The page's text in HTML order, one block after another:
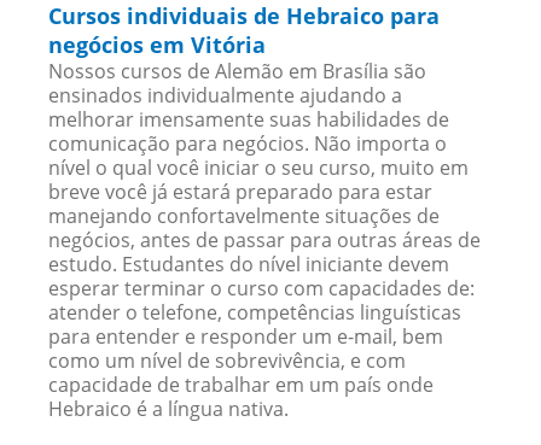
Cursos individuais de Hebraico para
negócios em Vitória
Nossos cursos de Alemão em Brasília são
ensinados individualmente ajudando a
melhorar imensamente suas habilidades de
comunicação para negócios. Não importa o
nível o qual você iniciar o seu curso, muito em
breve você já estará preparado para estar
manejando confortavelmente situações de
negócios, antes de passar para outras áreas de
estudo. Estudantes do nível iniciante devem
esperar terminar o curso com capacidades de:
atender o telefone, competências linguísticas
para entender e responder um e-mail, bem
como um nível de sobrevivência, e com
capacidade de trabalhar em um país onde
Hebraico é a língua nativa.